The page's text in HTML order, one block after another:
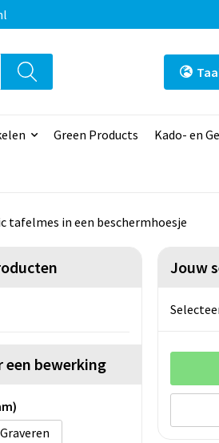
Green Products Kado- en
tafelmes in een beschermhoesje
een bewerking
Graveren
Jouw